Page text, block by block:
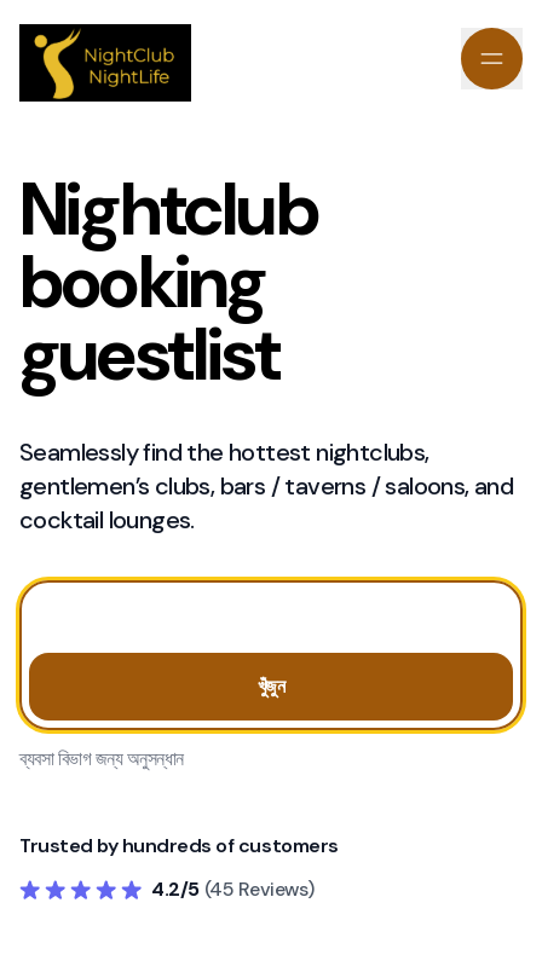
Nightclub
booking
guestlist
Seamlessly find the hottest nightclubs,
gentlemen’s clubs, bars / taverns / saloons, and
cocktail lounges.
খুঁজুন
ব্যবসা বিভাগ জন্য অনুসন্ধান
Trusted by hundreds of customers
4.2/5 (45 Reviews)